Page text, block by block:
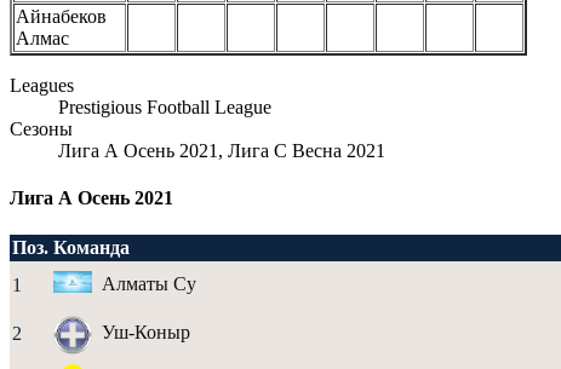
Айнабеков
Алмас
Leagues
Prestigious Football League
Сезоны
Лига А Осень 2021, Лига С Весна 2021
Лига А Осень 2021
Поз. Команда
1
Алматы Су
2 Уш-Коныр